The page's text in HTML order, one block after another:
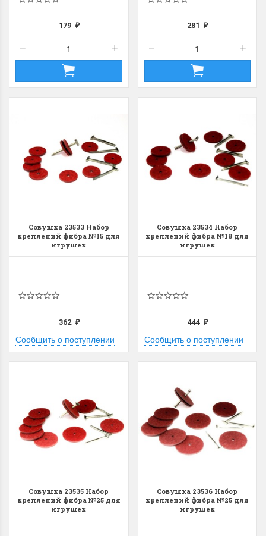
179 ₽ 281₽
Совушка 23533 Набор
креплений фибра №15 для
игрушек
362 ₽
Сообщить о поступлении
Совушка 23534 Набор
креплений фибра №18 для
игрушек
444₽
Сообщить о поступлении
Совушка 23535 Набор
креплений фибра №25 для
игрушек
Совушка 23536 Набор
креплений фибра №25 для
игрушек